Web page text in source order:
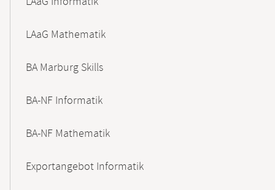
LAaG Mathematik
BA Marburg Skills
BA-NF Informatik
BA-NF Mathematik
Exportangebot Informatik